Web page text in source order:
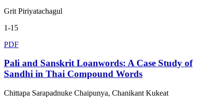
Grit Piriyatachagul
1-15
PDF
Pali and Sanskrit Loanwords: A Case Study of
Sandhi in Thai Compound Words
Chittapa Sarapadnuke Chaipunya, Chanikant Kukeat